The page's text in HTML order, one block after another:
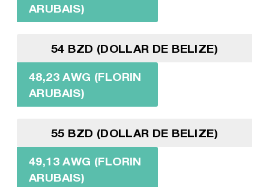
ARUBAIS)
54 BZD (DOLLAR DE BELIZE)
48,23 AWG (FLORIN
ARUBAIS)
55 BZD (DOLLAR DE BELIZE)
49,13 AWG (FLORIN
ARUBAIS)